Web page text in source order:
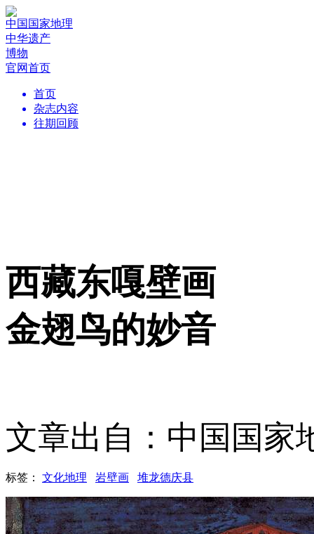
中国国家地理
中华遗产
博物
官网首页
首页
杂志内容
往期回顾
西藏东嘎壁画
金翅鸟的妙音
文章出自：中国国家
标签： 文化地理 岩壁画 堆龙德庆县